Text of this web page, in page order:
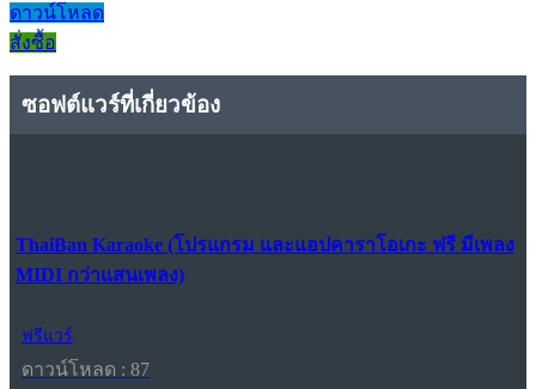
ดาวน์โหลด
สั่งซื้อ
ซอฟต์แวร์ที่เกี่ยวข้อง
ThaiBan Karaoke (โปรแกรม และแอปคาราโอเกะ ฟรี มีเพลง
MIDI กว่าแสนเพลง)
ฟรีแวร์
ดาวน์โหลด : 87